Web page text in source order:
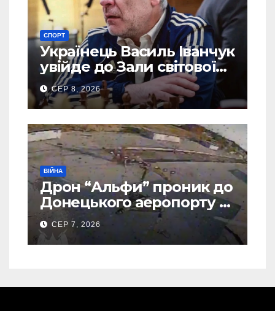
СПОРТ
Українець Василь Іванчук
увійде до Зали світової
шахової слави
СЕР 8, 2026
ВІЙНА
Дрон “Альфи” проник до
Донецького аеропорту та
спалив “Шахед” ще до
запуску
СЕР 7, 2026